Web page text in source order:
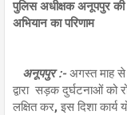
पुलिस अधीक्षक अनूपपुर
अभियान का परिणाम
अनूपपुर :- अगस्त माह से
द्वारा सड़क दुर्घटनाओं को
लक्षित कर, इस दिशा